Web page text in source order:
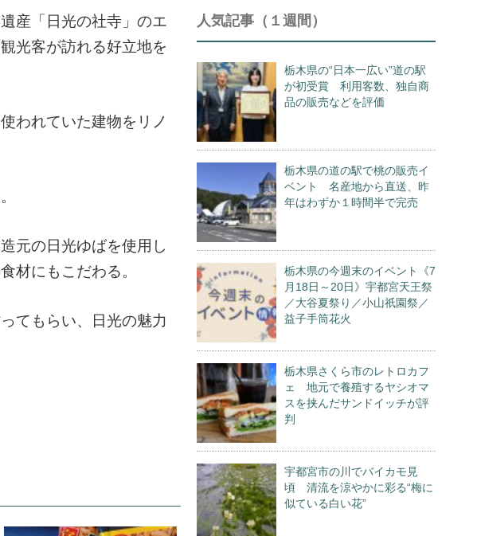
産「日光の社寺」のエ
光客が訪れる好立地を
われていた建物をリノ
元の日光ゆばを使用し
材にもこだわる。
てもらい、日光の魅力
人気記事（１週間）
栃木県の“日本一広い”道の駅
が初受賞 利用客数、独自商
品の販売などを評価
栃木県の道の駅で桃の販売イ
ベント 名産地から直送、昨
年はわずか１時間半で完売
栃木県の今週末のイベント《7
月18日～20日》宇都宮天王祭
／大谷夏祭り／小山祇園祭／
益子手筒花火
栃木県さくら市のレトロカフ
ェ 地元で養殖するヤシオマ
スを挟んだサンドイッチが評
判
宇都宮市の川でバイカモ見
頃 清流を涼やかに彩る“梅に
似ている白い花”